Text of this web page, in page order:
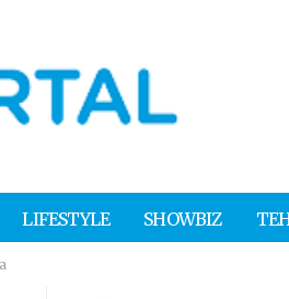
LIFESTYLE SHOWBIZ